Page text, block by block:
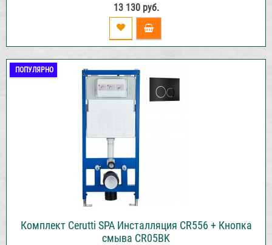
13 130 руб.
ПОПУЛЯРНО
Комплект Cerutti SPA Инсталляция CR556 + Кнопка
смыва CR05BK